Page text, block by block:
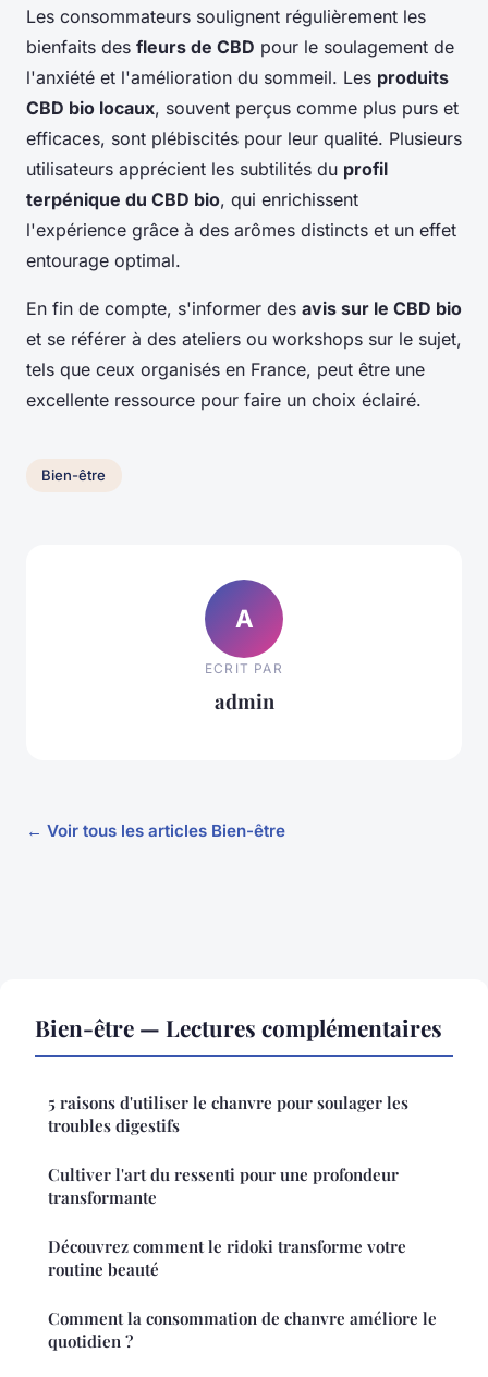
Les consommateurs soulignent régulièrement les
bienfaits des fleurs de CBD pour le soulagement de
l'anxiété et l'amélioration du sommeil. Les produits
CBD bio locaux, souvent perçus comme plus purs et
efficaces, sont plébiscités pour leur qualité. Plusieurs
utilisateurs apprécient les subtilités du profil
terpénique du CBD bio, qui enrichissent
l'expérience grâce à des arômes distincts et un effet
entourage optimal.
En fin de compte, s'informer des avis sur le CBD bio
et se référer à des ateliers ou workshops sur le sujet,
tels que ceux organisés en France, peut être une
excellente ressource pour faire un choix éclairé.
Bien-être
A
ECRIT PAR
admin
← Voir tous les articles Bien-être
Bien-être — Lectures complémentaires
5 raisons d'utiliser le chanvre pour soulager les
troubles digestifs
Cultiver l'art du ressenti pour une profondeur
transformante
Découvrez comment le ridoki transforme votre
routine beauté
Comment la consommation de chanvre améliore le
quotidien ?